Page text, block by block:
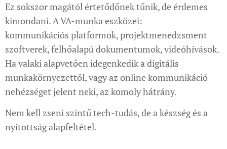
Ez sokszor magától értetődőnek tűnik, de érdemes
kimondani. A VA-munka eszközei:
kommunikációs platformok, projektmenedzsment
szoftverek, felhőalapú dokumentumok, videóhívások.
Ha valaki alapvetően idegenkedik a digitális
munkakörnyezettől, vagy az online kommunikáció
nehézséget jelent neki, az komoly hátrány.
Nem kell zseni szintű tech-tudás, de a készség és a
nyitottság alapfeltétel.